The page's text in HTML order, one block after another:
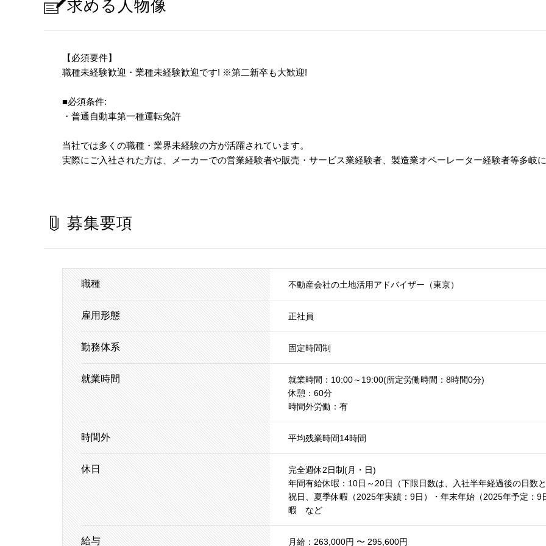
求める人物像
【必須要件】
職種未経験歓迎・業種未経験歓迎です! ※第二新卒も大歓迎!
■必須条件:
・普通自動車第一種運転免許
当社では多くの職種・業界未経験の方が活躍されています。
実際にご入社された方は、メーカーでの営業経験者や販売・サービス業経験者、製造業オペーレーター経験者等多岐に
募集要項
職種 不動産会社の土地活用アドバイザー（東京）
雇用形態 正社員
勤務体系 固定時間制
就業時間
就業時間：10:00～19:00(所定労働時間：8時間0分)
休憩：60分
時間外労働：有
時間外 平均残業時間14時間
休日
完全週休2日制(月・日)
年間有給休暇：10日～20日（下限日数は、入社半年経過後の日数と
祝日、夏季休暇（2025年実績：9日）・年末年始（2025年予定：
暇 など
給与 月給：263,000円 〜 295,600円